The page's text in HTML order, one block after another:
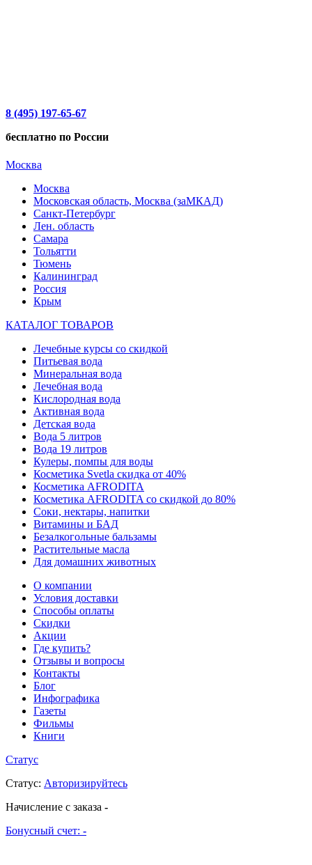
8 (495) 197-65-67
бесплатно по России
Москва
Москва
Московская область, Москва (заМКАД)
Санкт-Петербург
Лен. область
Самара
Тольятти
Тюмень
Калининград
Россия
Крым
КАТАЛОГ ТОВАРОВ
Лечебные курсы со скидкой
Питьевая вода
Минеральная вода
Лечебная вода
Кислородная вода
Активная вода
Детская вода
Вода 5 литров
Вода 19 литров
Кулеры, помпы для воды
Косметика Svetla скидка от 40%
Косметика AFRODITA
Косметика AFRODITA со скидкой до 80%
Соки, нектары, напитки
Витамины и БАД
Безалкогольные бальзамы
Растительные масла
Для домашних животных
О компании
Условия доставки
Способы оплаты
Скидки
Акции
Где купить?
Отзывы и вопросы
Контакты
Блог
Инфографика
Газеты
Фильмы
Книги
Статус
Статус: Авторизируйтесь
Начисление с заказа -
Бонусный счет: -